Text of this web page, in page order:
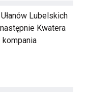
Lubelskich
Kwatera
kompania